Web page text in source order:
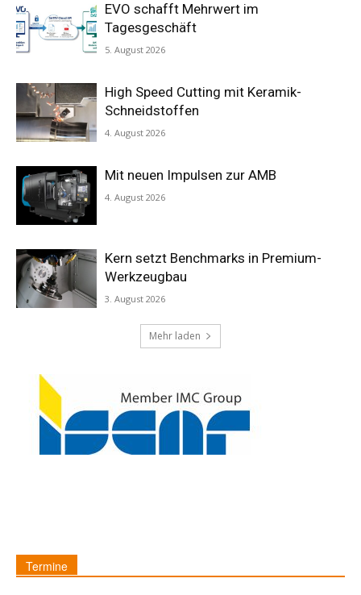
Spezialisten Talk – Markus Horn von
16. April 2026
Bei einem Gespräch mit Zerspanungstechnik.de äußerte
sich der Geschäftsführer Markus Horn u.a. zu Fragen um
die derzeitige Situation für die
Präzisionswerkzeughersteller, den Stellenwert von
EVO schafft Mehrwert im
Tagesgeschäft
5. August 2026
High Speed Cutting mit Keramik-
Schneidstoffen
4. August 2026
Mit neuen Impulsen zur AMB
4. August 2026
Kern setzt Benchmarks in Premium-
Werkzeugbau
3. August 2026
Mehr laden
Termine